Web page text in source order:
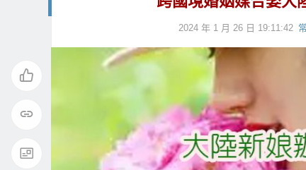
2024 年 1 月 26 日 19:11:42